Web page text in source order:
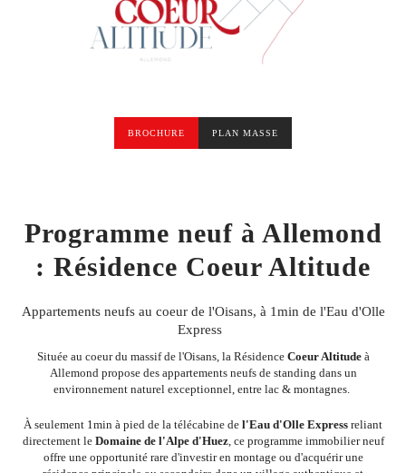
BROCHURE PLAN MASSE
Programme neuf à Allemond
: Résidence Coeur Altitude
Appartements neufs au coeur de l'Oisans, à 1min de l'Eau d'Olle
Express
Située au coeur du massif de l'Oisans, la RésidenceCoeur Altitude à
Allemond propose des appartements neufs de standing dans un
environnement naturel exceptionnel, entre lac & montagnes.
À seulement 1min à pied de la télécabine de l'Eau d'Olle Express reliant
directement le Domaine de l'Alpe d'Huez, ce programme immobilier neuf
offre une opportunité rare d'investir en montage ou d'acquérir une